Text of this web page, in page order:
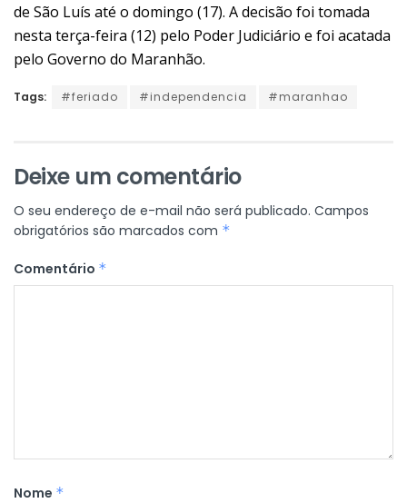
de São Luís até o domingo (17). A decisão foi tomada
nesta terça-feira (12) pelo Poder Judiciário e foi acatada
pelo Governo do Maranhão.
Tags: #feriado #independencia #maranhao
Deixe um comentário
O seu endereço de e-mail não será publicado. Campos
obrigatórios são marcados com *
Comentário *
Nome *